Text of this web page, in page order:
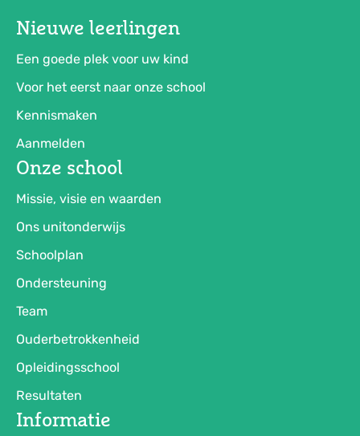
Nieuwe leerlingen
Een goede plek voor uw kind
Voor het eerst naar onze school
Kennismaken
Aanmelden
Onze school
Missie, visie en waarden
Ons unitonderwijs
Schoolplan
Ondersteuning
Team
Ouderbetrokkenheid
Opleidingsschool
Resultaten
Informatie